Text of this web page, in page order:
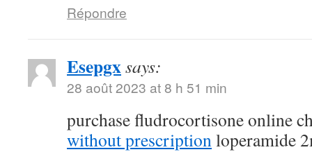
Répondre
Esepgxsays:
28 août 2023 at 8 h 51 min
purchase fludrocortisone online
without prescriptionloperamide